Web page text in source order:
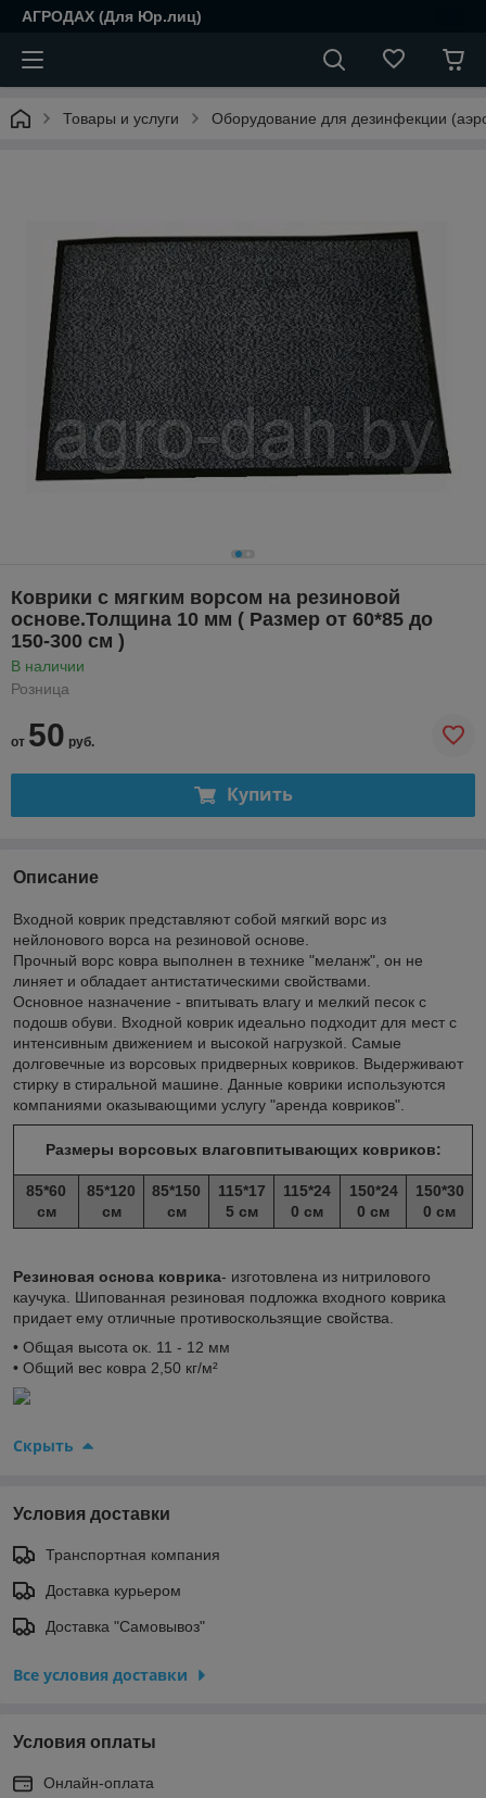
АГРОДАХ (Для Юр.лиц)
Товары и услуги Оборудование для дезинфекции
Коврики с мягким ворсом на резиновой
основе.Толщина 10 мм ( Размер от 60*85 до
150-300 см )
В наличии
Розница
от 50 руб.
Купить
Описание
Входной коврик представляют собой мягкий ворс из
нейлонового ворса на резиновой основе.
Прочный ворс ковра выполнен в технике "меланж", он не
линяет и обладает антистатическими свойствами.
Основное назначение - впитывать влагу и мелкий песок с
подошв обуви. Входной коврик идеально подходит для мест с
интенсивным движением и высокой нагрузкой. Самые
долговечные из ворсовых придверных ковриков. Выдерживают
стирку в стиральной машине. Данные коврики используются
компаниями оказывающими услугу "аренда ковриков".
Размеры ворсовых влаговпитывающих ковриков:
85*60
см
85*120
см
85*150
см
115*17
5 см
115*24
0 см
150*24
0 см
150*30
0 см
Резиновая основа коврика- изготовлена из нитрилового
каучука. Шипованная резиновая подложка входного коврика
придает ему отличные противоскользящие свойства.
• Общая высота ок. 11 - 12 мм
• Общий вес ковра 2,50 кг/м²
Скрыть
Условия доставки
Транспортная компания
Доставка курьером
Доставка "Самовывоз"
Все условия доставки
Условия оплаты
Онлайн-оплата